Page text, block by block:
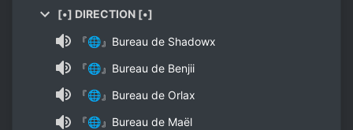
[•] DIRECTION [•]
『🌐』Bureau de Shadowx
『🌐』Bureau de Benjii
『🌐』Bureau de Orlax
『🌐』Bureau de Maël